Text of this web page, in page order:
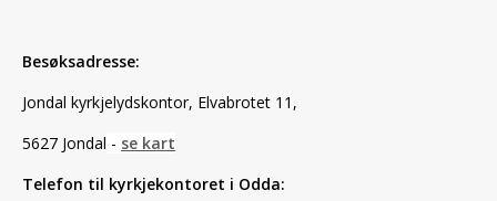
Besøksadresse:
Jondal kyrkjelydskontor, Elvabrotet 11,
5627 Jondal - se kart
Telefon til kyrkjekontoret i Odda: